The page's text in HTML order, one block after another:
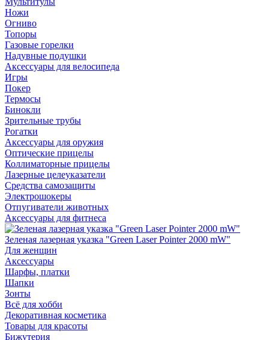
Ножи
Огниво
Топоры
Газовые горелки
Надувные подушки
Аксессуары для велосипеда
Игры
Покер
Термосы
Бинокли
Зрительные трубы
Рогатки
Аксессуары для оружия
Оптические прицелы
Коллиматорные прицелы
Лазерные целеуказатели
Средства самозащиты
Электрошокеры
Отпугиватели животных
Аксессуары для фитнеса
Зеленая лазерная указка "Green Laser Pointer 2000 mW"
Для женщин
Аксессуары
Шарфы, платки
Шапки
Зонты
Всё для хобби
Декоративная косметика
Товары для красоты
Бижутерия